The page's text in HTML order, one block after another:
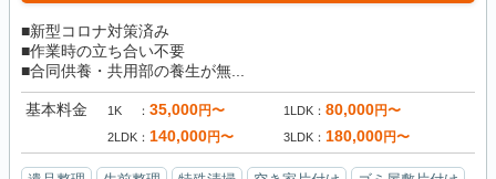
■新型コロナ対策済み
■作業時の立ち合い不要
■合同供養・共用部の養生が無...
基本料金 1K 35,000円〜 1LDK 80,000円〜
2LDK 140,000円〜 3LDK 180,000円〜